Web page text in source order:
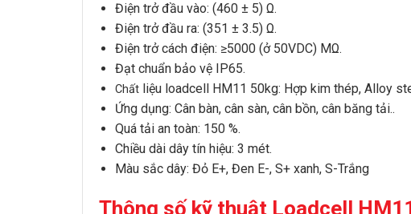
Điện trở đầu vào: (460 ± 5) Ω.
Điện trở đầu ra: (351 ± 3.5) Ω.
Điện trở cách điện: ≥5000 (ở 50VDC) MΩ.
Đạt chuẩn bảo vệ IP65.
Chất liệu loadcell HM11 50kg: Hợp kim thép, Alloy
Ứng dụng: Cân bàn, cân sàn, cân bồn, cân băng tải..
Quá tải an toàn: 150 %.
Chiều dài dây tín hiệu: 3 mét.
Màu sắc dây: Đỏ E+, Đen E-, S+ xanh, S-Trắng
Thông số kỹ thuật Loadcell